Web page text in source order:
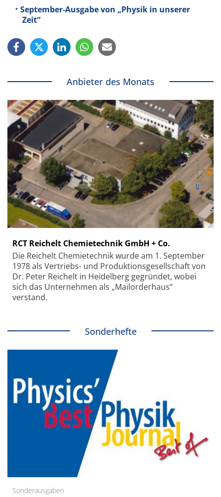
September-Ausgabe von „Physik in unserer
Zeit“
Anbieter des Monats
RCT Reichelt Chemietechnik GmbH + Co.
Die Reichelt Chemietechnik wurde am 1. September
1978 als Vertriebs- und Produktionsgesellschaft von
Dr. Peter Reichelt in Heidelberg gegründet, wobei
sich das Unternehmen als „Mailorderhaus“
verstand.
Sonderhefte
Sonderausgaben